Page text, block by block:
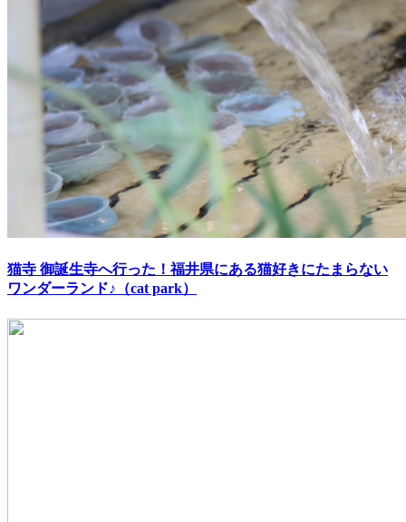
猫寺 御誕生寺へ行った！福井県にある猫好きにたまらない
ワンダーランド♪（cat park）